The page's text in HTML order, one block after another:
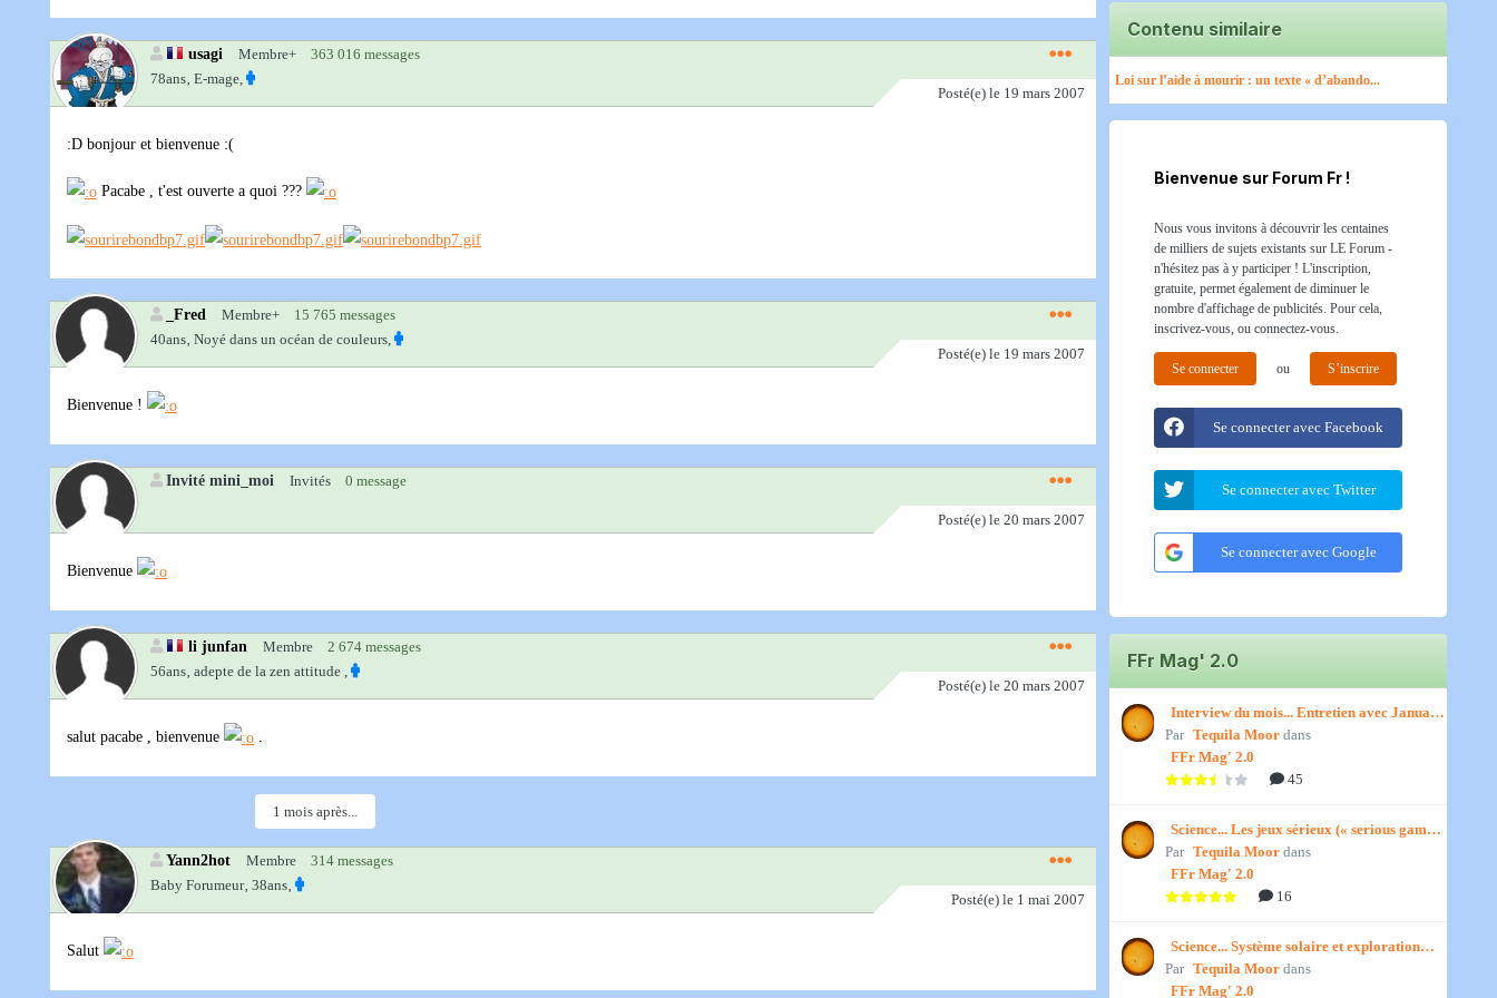
usagi Membre+
363 016 messages
78ans‚ E-mage,
Posté(e) le 19 mars 2007
:D bonjour et bienvenue :(
Pacabe , t'est ouverte a quoi ???
_Fred Membre+
15 765 messages
40ans‚ Noyé dans un océan de couleurs,
Posté(e) le 19 mars 2007
Bienvenue !
Invité mini_moi Invités 0 message
Posté(e) le 20 mars 2007
Bienvenue
li junfan Membre
2 674 messages
56ans‚ adepte de la zen attitude ,
Posté(e) le 20 mars 2007
salut pacabe , bienvenue .
1 mois après...
Yann2hot Membre
314 messages
Baby Forumeur‚ 38ans‚
Posté(e) le 1 mai 2007
Salut
Contenu similaire
Loi sur l’aide à mourir : un texte « d’abando...
Bienvenue sur Forum Fr !
Nous vous invitons à découvrir les centaines
de milliers de sujets existants sur LE Forum -
n'hésitez pas à y participer ! L'inscription,
gratuite, permet également de diminuer le
nombre d'affichage de publicités. Pour cela,
inscrivez-vous, ou connectez-vous.
Se connecter ou S’inscrire
Se connecter avec Facebook
Se connecter avec Twitter
Se connecter avec Google
FFr Mag' 2.0
Interview du mois... Entretien avec January,
par Titenath
Par Tequila Moor dans
FFr Mag' 2.0
45
Science... Les jeux sérieux (« serious games
») par Jedino
Par Tequila Moor dans
FFr Mag' 2.0
16
Science... Système solaire et exploration
spatiale, par Jedino
Par Tequila Moor dans
FFr Mag' 2.0